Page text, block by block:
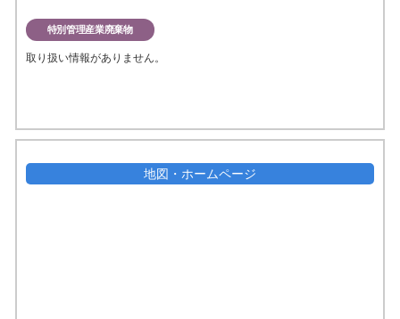
特別管理産業廃棄物
取り扱い情報がありません。
地図・ホームページ